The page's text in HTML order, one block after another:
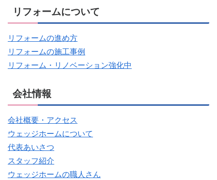
リフォームについて
リフォームの進め方
リフォームの施工事例
リフォーム・リノベーション強化中
会社情報
会社概要・アクセス
ウェッジホームについて
代表あいさつ
スタッフ紹介
ウェッジホームの職人さん